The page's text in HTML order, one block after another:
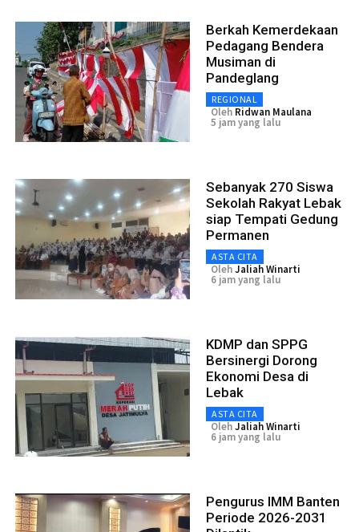
Berkah Kemerdekaan
Pedagang Bendera
Musiman di
Pandeglang
REGIONAL
Oleh Ridwan Maulana
5 jam yang lalu
Sebanyak 270 Siswa
Sekolah Rakyat Lebak
siap Tempati Gedung
Permanen
ASTA CITA
OlehJaliah Winarti
6 jam yang lalu
KDMP dan SPPG
Bersinergi Dorong
Ekonomi Desa di
Lebak
ASTA CITA
OlehJaliah Winarti
6 jam yang lalu
Pengurus IMM Banten
Periode 2026-2031